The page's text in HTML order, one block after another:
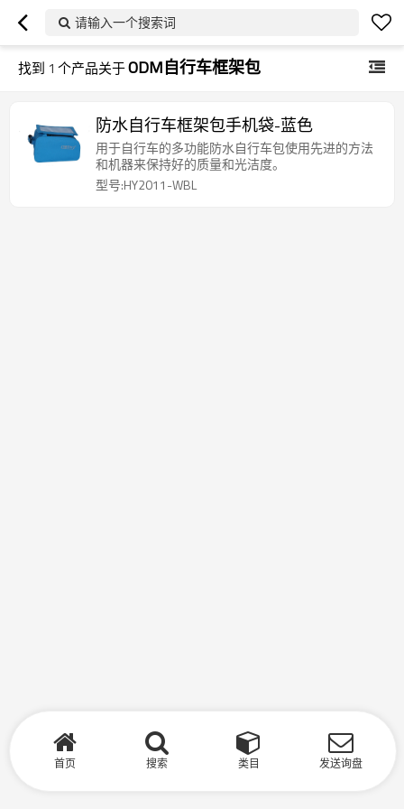
请输入一个搜索词
找到 1 个产品关于ODM自行车框架包
防水自行车框架包手机袋-蓝色
用于自行车的多功能防水自行车包使用先进的方法
和机器来保持好的质量和光洁度。
型号:HY2011-WBL
首页 搜索 类目 发送询盘